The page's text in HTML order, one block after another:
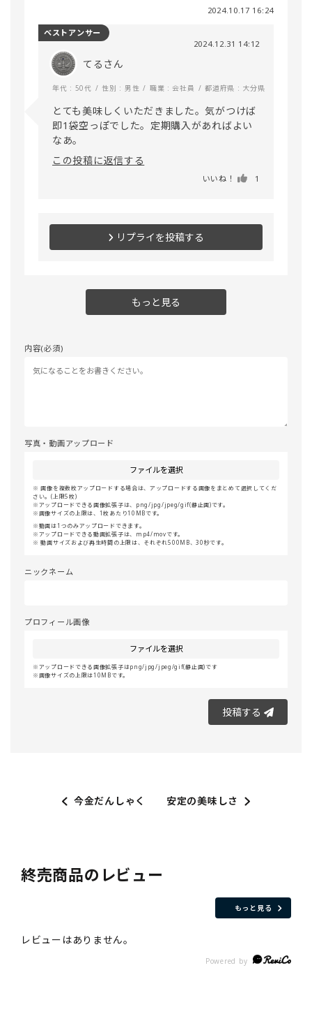
2024.10.17 16:24
2024.12.31 14:12
てるさん
年代 : 50代 性別 : 男性 職業 : 会社員 都道府県 : 大分県
とても美味しくいただきました。気がつけば
即1袋空っぽでした。定期購入があればよい
なあ。
この投稿に返信する
いいね！ 1
ベストアンサー
リプライを投稿する
もっと見る
内容(必須)
写真・動画アップロード
ファイルを選択
画像を複数枚アップロードする場合は、アップロードする画像をまとめて選択してくだ
さい。(上限5枚)
アップロードできる画像拡張子は、png/jpg/jpeg/gif(静止画)です。
画像サイズの上限は、1枚あたり10MBです。
動画は1つのみアップロードできます。
アップロードできる動画拡張子は、mp4/movです。
動画サイズおよび再生時間の上限は、それぞれ500MB、30秒です。
ニックネーム
プロフィール画像
ファイルを選択
アップロードできる画像拡張子はpng/jpg/jpeg/gif(静止画)です
画像サイズの上限は10MBです。
投稿する
今金だんしゃく 安定の美味しさ
終売商品のレビュー
もっと見る